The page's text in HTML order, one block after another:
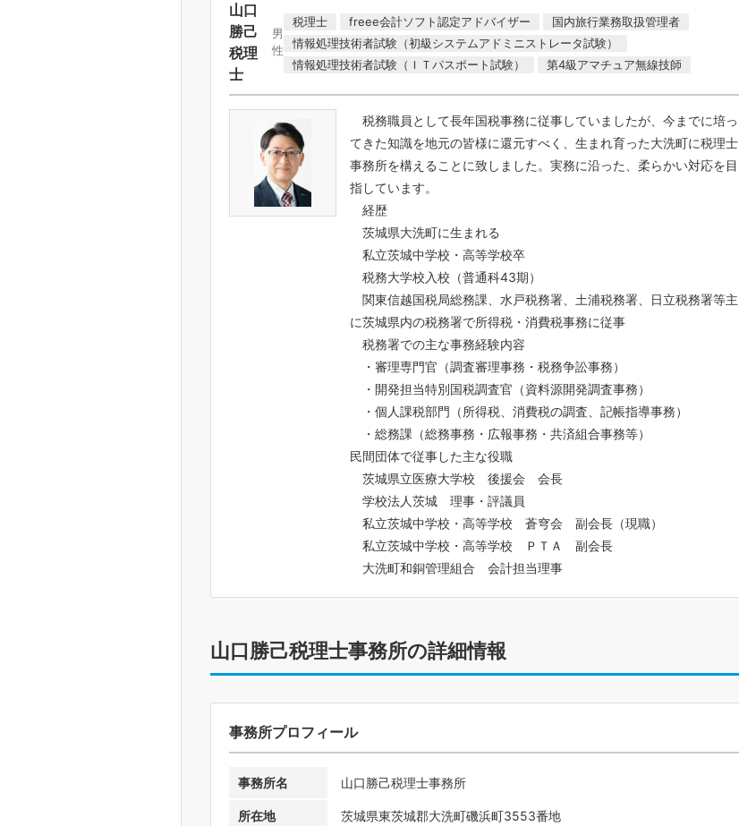
山口
勝己
税理
士
男
性
税理士 freee会計ソフト認定アドバイザー
国内旅行業務取扱管理者
情報処理技術者試験（初級システムアドミニストレータ試験）
情報処理技術者試験（ＩＴパスポート試験）
第4級アマチュア無線技師
税務職員として長年国税事務に従事していましたが、今までに培っ
てきた知識を地元の皆様に還元すべく、生まれ育った大洗町に税理士
事務所を構えることに致しました。実務に沿った、柔らかい対応を目
指しています。
経歴
茨城県大洗町に生まれる
私立茨城中学校・高等学校卒
税務大学校入校（普通科43期）
関東信越国税局総務課、水戸税務署、土浦税務署、日立税務署等主
に茨城県内の税務署で所得税・消費税事務に従事
税務署での主な事務経験内容
・審理専門官（調査審理事務・税務争訟事務）
・開発担当特別国税調査官（資料源開発調査事務）
・個人課税部門（所得税、消費税の調査、記帳指導事務）
・総務課（総務事務・広報事務・共済組合事務等）
民間団体で従事した主な役職
茨城県立医療大学校 後援会 会長
学校法人茨城 理事・評議員
私立茨城中学校・高等学校 蒼穹会 副会長（現職）
私立茨城中学校・高等学校 ＰＴＡ 副会長
大洗町和銅管理組合 会計担当理事
山口勝己税理士事務所の詳細情報
事務所プロフィール
事務所名 山口勝己税理士事務所
所在地
茨城県東茨城郡大洗町磯浜町3553番地